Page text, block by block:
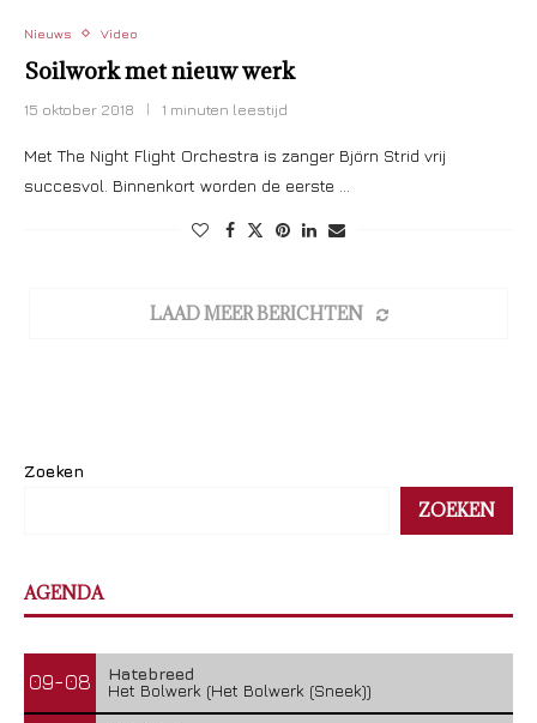
Nieuws Video
Soilwork met nieuw werk
15 oktober 2018 1 minuten leestijd
Met The Night Flight Orchestra is zanger Björn Strid vrij
succesvol. Binnenkort worden de eerste …
LAAD MEER BERICHTEN
Zoeken
ZOEKEN
AGENDA
09-08
Hatebreed
Het Bolwerk (Het Bolwerk (Sneek))